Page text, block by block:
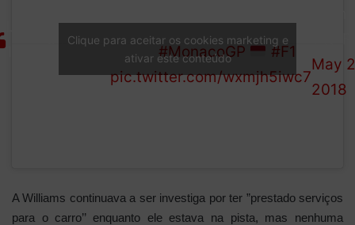
this
Fernando
Alonso #MonacoGP
#F1
pic.twitter.com/wxmjh5iwc7
May
2018
Clique para aceitar os cookies marketing e
ativar este conteúdo
A Williams continuava a ser investiga por ter ”prestado serviços
para o carro’’ enquanto ele estava na pista, mas nenhuma